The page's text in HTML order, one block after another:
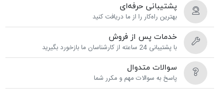
پشتیبانی حرفه‌ای
بهترین راه‌کار را از ما دریافت کنید
خدمات پس از فروش
با پشتیبانی 24 ساعته از کارشناسان ما بازخورد بگیرید
سوالات متدوال
پاسخ به سوالات مهم و مکرر شما